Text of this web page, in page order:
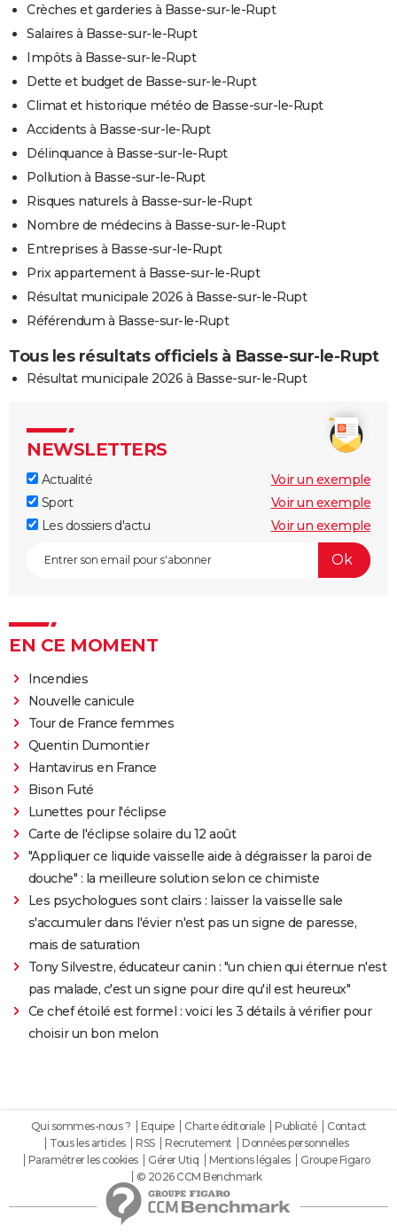
Crèches et garderies à Basse-sur-le-Rupt
Salaires à Basse-sur-le-Rupt
Impôts à Basse-sur-le-Rupt
Dette et budget de Basse-sur-le-Rupt
Climat et historique météo de Basse-sur-le-Rupt
Accidents à Basse-sur-le-Rupt
Délinquance à Basse-sur-le-Rupt
Pollution à Basse-sur-le-Rupt
Risques naturels à Basse-sur-le-Rupt
Nombre de médecins à Basse-sur-le-Rupt
Entreprises à Basse-sur-le-Rupt
Prix appartement à Basse-sur-le-Rupt
Résultat municipale 2026 à Basse-sur-le-Rupt
Référendum à Basse-sur-le-Rupt
Tous les résultats officiels à Basse-sur-le-Rupt
Résultat municipale 2026 à Basse-sur-le-Rupt
NEWSLETTERS
Actualité
Voir un exemple
Sport
Voir un exemple
Les dossiers d'actu
Voir un exemple
EN CE MOMENT
Incendies
Nouvelle canicule
Tour de France femmes
Quentin Dumontier
Hantavirus en France
Bison Futé
Lunettes pour l'éclipse
Carte de l'éclipse solaire du 12 août
"Appliquer ce liquide vaisselle aide à dégraisser la paroi de
douche" : la meilleure solution selon ce chimiste
Les psychologues sont clairs : laisser la vaisselle sale
s'accumuler dans l'évier n'est pas un signe de paresse,
mais de saturation
Tony Silvestre, éducateur canin : "un chien qui éternue n'est
pas malade, c'est un signe pour dire qu'il est heureux"
Ce chef étoilé est formel : voici les 3 détails à vérifier pour
choisir un bon melon
Qui sommes-nous ? Equipe Charte éditoriale Publicité
Contact
Tous les articles
RSS Recrutement
Données personnelles
Paramétrer les cookies
Gérer Utiq Mentions légales
Groupe Figaro
© 2026 CCM Benchmark